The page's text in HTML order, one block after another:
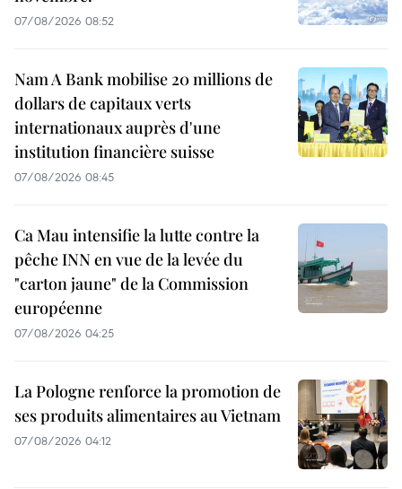
07/08/2026 08:52
Nam A Bank mobilise 20 millions de
dollars de capitaux verts
internationaux auprès d'une
institution financière suisse
07/08/2026 08:45
Ca Mau intensifie la lutte contre la
pêche INN en vue de la levée du
"carton jaune" de la Commission
européenne
07/08/2026 04:25
La Pologne renforce la promotion de
ses produits alimentaires au Vietnam
07/08/2026 04:12